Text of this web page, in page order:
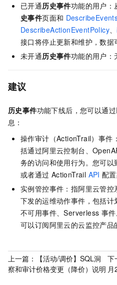
已开通历史事件功能的用户：
史事件页面和
DescribeActionEventPolicy、
接口将停止更新和维护，数据
未开通历史事件功能的用户：
建议
历史事件功能下线后，您可以通
息：
操作审计（ActionTrail）事件
括通过阿里云控制台、
务的访问和使用行为。您可以
或者通过 ActionTrail API 配置
实例管控事件：指阿里云管
下发的运维动作事件，包括计
不可用事件、Serverless 事
可以订阅阿里云的云监控产品
上一篇：
【活动/调价】SQL洞
察和审计价格变更（降价）说明
下